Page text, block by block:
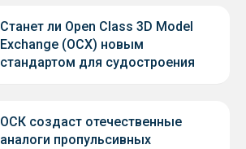
Станет ли Open Class 3D Model
Exchange (OCX) новым
стандартом для судостроения
ОСК создаст отечественные
аналоги пропульсивных